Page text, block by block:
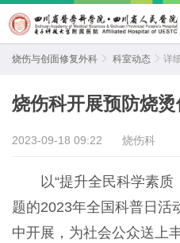
烧伤与创面修复外科  科室动态  详细
烧伤科开展预防烧
2023-09-18 09:22 烧伤科
以“提升全民科学素
题的2023年全国科普日活
中开展，为社会公众送上